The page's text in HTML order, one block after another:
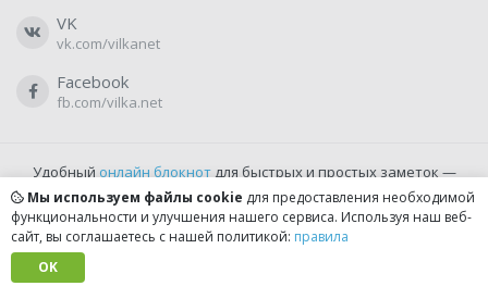
VK
vk.com/vilkanet
Facebook
fb.com/vilka.net
Удобный онлайн блокнотдля быстрых и простых заметок —
бесплатно и доступно прямо из браузера.
Мы используем файлы cookie для предоставления необходимой
функциональности и улучшения нашего сервиса. Используя наш веб-
сайт, вы соглашаетесь с нашей политикой: правила
OK